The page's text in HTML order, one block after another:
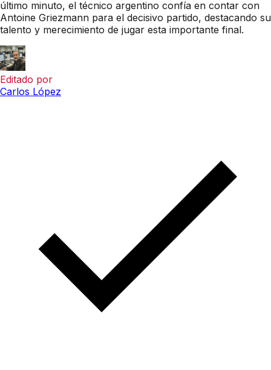
último minuto, el técnico argentino confía en contar con
Antoine Griezmann para el decisivo partido, destacando su
talento y merecimiento de jugar esta importante final.
Editado por
Carlos López